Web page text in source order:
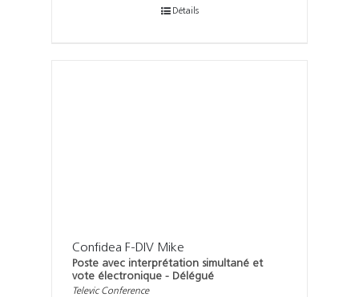
Détails
Confidea F-DIV Mike
Poste avec interprétation simultané et
vote électronique - Délégué
Televic Conference